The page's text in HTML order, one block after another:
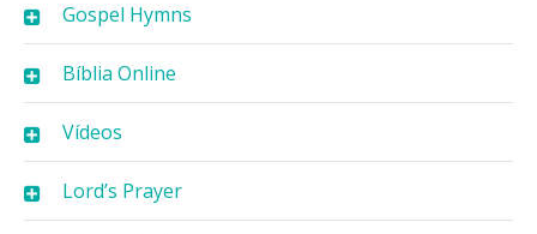
Gospel Hymns
Bíblia Online
Vídeos
Lord’s Prayer